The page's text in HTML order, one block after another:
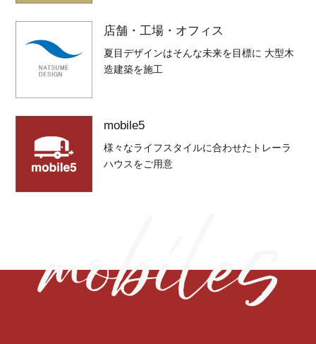
店舗・工場・オフィス
夏目デザインはそんな未来を目標に 大型木
造建築を施工
mobile5
様々なライフスタイルに合わせたトレーラ
ハウスをご用意